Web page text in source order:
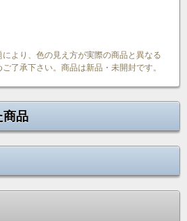
より、色の見え方が実際の商品と異なる
了承下さい。商品は新品・未開封です。
商品